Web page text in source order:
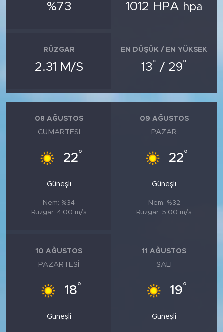
%73 1012 HPA hpa
RÜZGAR
2.31 M/S
EN DÜŞÜK / EN YÜKSEK
13° / 29°
08 AĞUSTOS
CUMARTESI
22°
Güneşli
Nem: %34
Rüzgar: 4.00 m/s
09 AĞUSTOS
PAZAR
22°
Güneşli
Nem: %32
Rüzgar: 5.00 m/s
10 AĞUSTOS
PAZARTESI
18°
Güneşli
11 AĞUSTOS
SALI
19°
Güneşli